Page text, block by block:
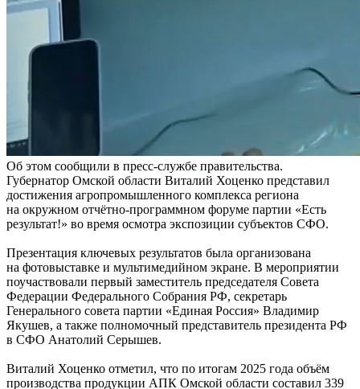
Об этом сообщили в пресс-службе правительства.
Губернатор Омской области Виталий Хоценко представил
достижения агропромышленного комплекса региона
на окружном отчётно-программном форуме партии «Есть
результат!» во время осмотра экспозиции субъектов СФО.
Презентация ключевых результатов была организована
на фотовыставке и мультимедийном экране. В мероприятии
поучаствовали первый заместитель председателя Совета
Федерации Федерального Собрания РФ, секретарь
Генерального совета партии «Единая Россия» Владимир
Якушев, а также полномочный представитель президента РФ
в СФО Анатолий Серышев.
Виталий Хоценко отметил, что по итогам 2025 года объём
производства продукции АПК Омской области составил 339